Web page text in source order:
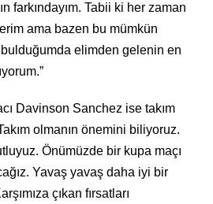
farkındayım. Tabii ki her zaman
ama bazen bu mümkün
elimden gelenin en
Davinson Sanchez ise takım
olmanın önemini biliyoruz.
Önümüzde bir kupa maçı
Yavaş yavaş daha iyi bir
çıkan fırsatları